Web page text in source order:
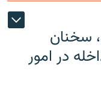
سخنان
در امور